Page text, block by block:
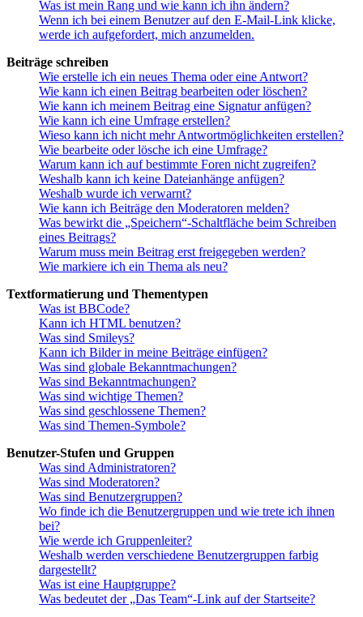
Was ist mein Rang und wie kann ich ihn ändern?
Wenn ich bei einem Benutzer auf den E-Mail-Link klicke,
werde ich aufgefordert, mich anzumelden.
Beiträge schreiben
Wie erstelle ich ein neues Thema oder eine Antwort?
Wie kann ich einen Beitrag bearbeiten oder löschen?
Wie kann ich meinem Beitrag eine Signatur anfügen?
Wie kann ich eine Umfrage erstellen?
Wieso kann ich nicht mehr Antwortmöglichkeiten erstellen?
Wie bearbeite oder lösche ich eine Umfrage?
Warum kann ich auf bestimmte Foren nicht zugreifen?
Weshalb kann ich keine Dateianhänge anfügen?
Weshalb wurde ich verwarnt?
Wie kann ich Beiträge den Moderatoren melden?
Was bewirkt die „Speichern“-Schaltfläche beim Schreiben
eines Beitrags?
Warum muss mein Beitrag erst freigegeben werden?
Wie markiere ich ein Thema als neu?
Textformatierung und Thementypen
Was ist BBCode?
Kann ich HTML benutzen?
Was sind Smileys?
Kann ich Bilder in meine Beiträge einfügen?
Was sind globale Bekanntmachungen?
Was sind Bekanntmachungen?
Was sind wichtige Themen?
Was sind geschlossene Themen?
Was sind Themen-Symbole?
Benutzer-Stufen und Gruppen
Was sind Administratoren?
Was sind Moderatoren?
Was sind Benutzergruppen?
Wo finde ich die Benutzergruppen und wie trete ich ihnen
bei?
Wie werde ich Gruppenleiter?
Weshalb werden verschiedene Benutzergruppen farbig
dargestellt?
Was ist eine Hauptgruppe?
Was bedeutet der „Das Team“-Link auf der Startseite?